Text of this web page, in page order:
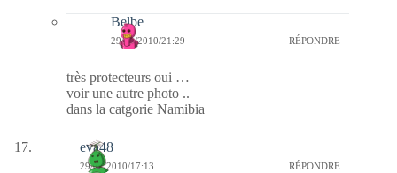
Belbe
29/01/2010/21:29 RÉPONDRE
très protecteurs oui …
voir une autre photo ..
dans la catgorie Namibia
eva48
29/01/2010/17:13 RÉPONDRE